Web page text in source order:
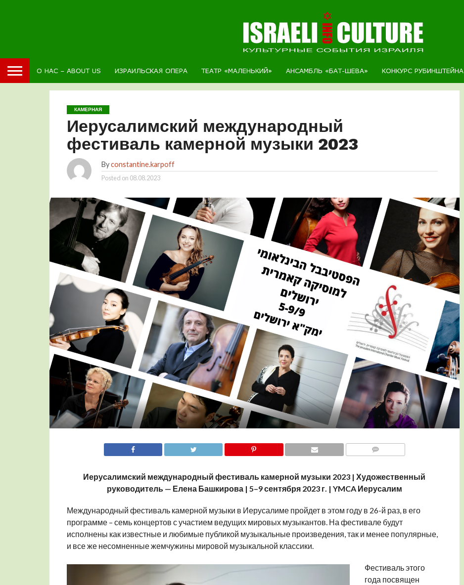
О НАС – ABOUT US ИЗРАИЛЬСКАЯ ОПЕРА ТЕАТР «МАЛЕНЬКИЙ» АНСАМБЛЬ «БАТ-ШЕВА» КОНКУРС РУБИНШТЕЙНА
КАМЕРНАЯ
Иерусалимский международный
фестиваль камерной музыки 2023
Byconstantine.karpoff
Posted on 08.08.2023
Иерусалимский международный фестиваль камерной музыки 2023 | Художественный
руководитель — Елена Башкирова | 5–9 сентября 2023 г. | YMCA Иерусалим
Международный фестиваль камерной музыки в Иерусалиме пройдет в этом году в 26-й раз, в его
программе – семь концертов с участием ведущих мировых музыкантов. На фестивале будут
исполнены как известные и любимые публикой музыкальные произведения, так и менее популярные,
и все же несомненные жемчужины мировой музыкальной классики.
Фестиваль этого
года посвящен